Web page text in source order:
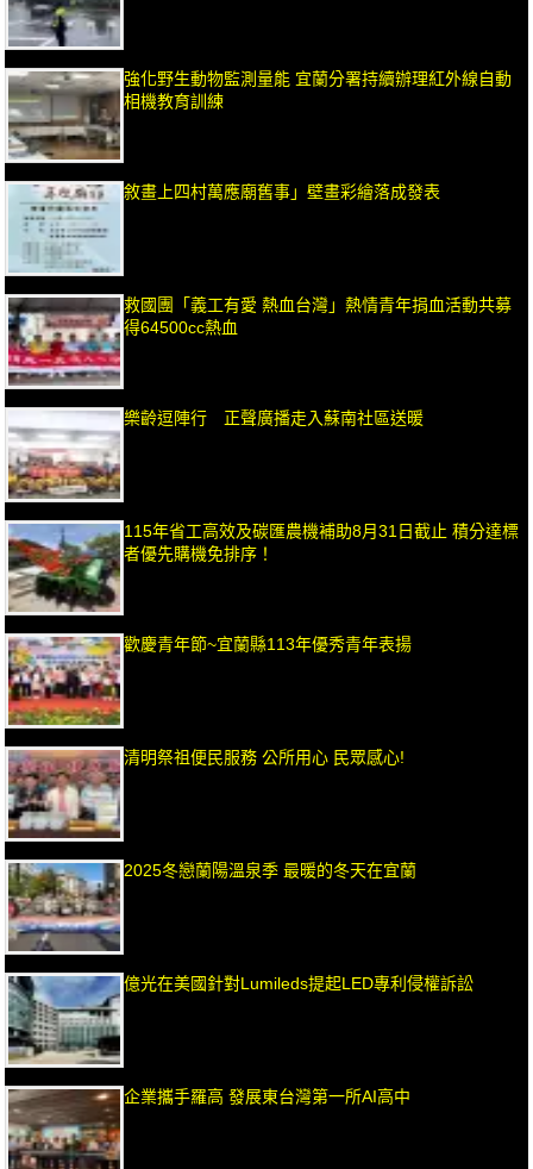
強化野生動物監測量能 宜蘭分署持續辦理紅外線自動
相機教育訓練
敘畫上四村萬應廟舊事」壁畫彩繪落成發表
救國團「義工有愛 熱血台灣」熱情青年捐血活動共募
得64500cc熱血
樂齡逗陣行 正聲廣播走入蘇南社區送暖
115年省工高效及碳匯農機補助8月31日截止 積分達標
者優先購機免排序！
歡慶青年節~宜蘭縣113年優秀青年表揚
清明祭祖便民服務 公所用心 民眾感心!
2025冬戀蘭陽溫泉季 最暖的冬天在宜蘭
億光在美國針對Lumileds提起LED專利侵權訴訟
企業攜手羅高 發展東台灣第一所AI高中